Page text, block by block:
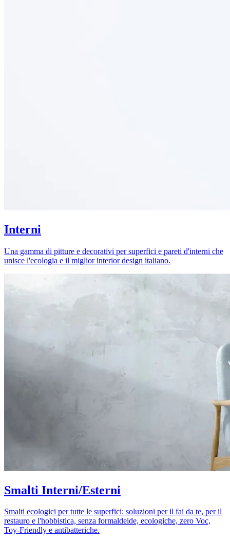
Interni
Una gamma di pitture e decorativi per superfici e pareti d'interni che
unisce l'ecologia e il miglior interior design italiano.
Smalti Interni/Esterni
Smalti ecologici per tutte le superfici: soluzioni per il fai da te, per il
restauro e l'hobbistica, senza formaldeide, ecologiche, zero Voc,
Toy-Friendly e antibatteriche.